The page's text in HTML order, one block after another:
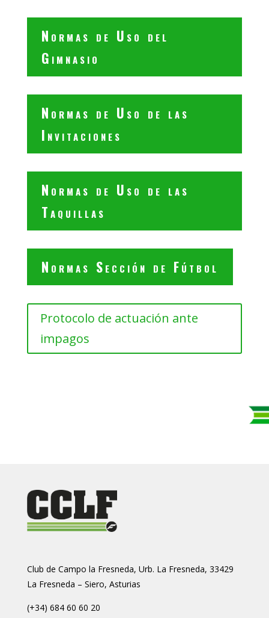
Normas de Uso del
Gimnasio
Normas de Uso de las
Invitaciones
Normas de Uso de las
Taquillas
Normas Sección de Fútbol
Protocolo de actuación ante
impagos
Club de Campo la Fresneda, Urb. La Fresneda, 33429
La Fresneda – Siero, Asturias
(+34) 684 60 60 20